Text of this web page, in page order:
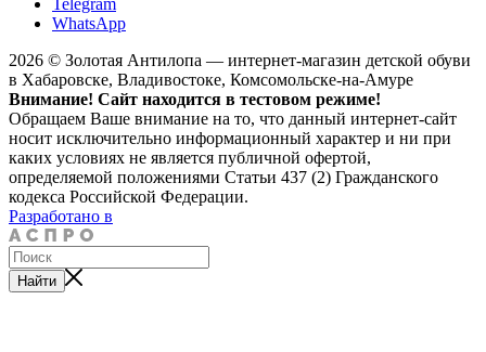
WhatsApp
2026 © Золотая Антилопа — интернет-магазин детской обуви
в Хабаровске, Владивостоке, Комсомольске-на-Амуре
Внимание! Сайт находится в тестовом режиме!
Обращаем Ваше внимание на то, что данный интернет-сайт
носит исключительно информационный характер и ни при
каких условиях не является публичной офертой,
определяемой положениями Статьи 437 (2) Гражданского
кодекса Российской Федерации.
Разработано в
Найти